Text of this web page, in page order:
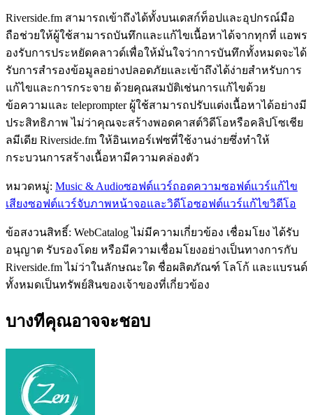
Riverside.fm สามารถเข้าถึงได้ทั้งบนเดสก์ท็อปและอุปกรณ์มือ
ถือช่วยให้ผู้ใช้สามารถบันทึกและแก้ไขเนื้อหาได้จากทุกที่ แอพร
องรับการประหยัดคลาวด์เพื่อให้มั่นใจว่าการบันทึกทั้งหมดจะได้
รับการสำรองข้อมูลอย่างปลอดภัยและเข้าถึงได้ง่ายสำหรับการ
แก้ไขและการกระจาย ด้วยคุณสมบัติเช่นการแก้ไขด้วย
ข้อความและ teleprompter ผู้ใช้สามารถปรับแต่งเนื้อหาได้อย่างมี
ประสิทธิภาพ ไม่ว่าคุณจะสร้างพอดคาสต์วิดีโอหรือคลิปโซเชีย
ลมีเดีย Riverside.fm ให้อินเทอร์เฟซที่ใช้งานง่ายซึ่งทำให้
กระบวนการสร้างเนื้อหามีความคล่องตัว
หมวดหมู่: Music & Audioซอฟต์แวร์ถอดความซอฟต์แวร์แก้ไข
เสียงซอฟต์แวร์จับภาพหน้าจอและวิดีโอซอฟต์แวร์แก้ไขวิดีโอ
ข้อสงวนสิทธิ์: WebCatalog ไม่มีความเกี่ยวข้อง เชื่อมโยง ได้รับ
อนุญาต รับรองโดย หรือมีความเชื่อมโยงอย่างเป็นทางการกับ
Riverside.fm ไม่ว่าในลักษณะใด ชื่อผลิตภัณฑ์ โลโก้ และแบรนด์
ทั้งหมดเป็นทรัพย์สินของเจ้าของที่เกี่ยวข้อง
บางทีคุณอาจจะชอบ